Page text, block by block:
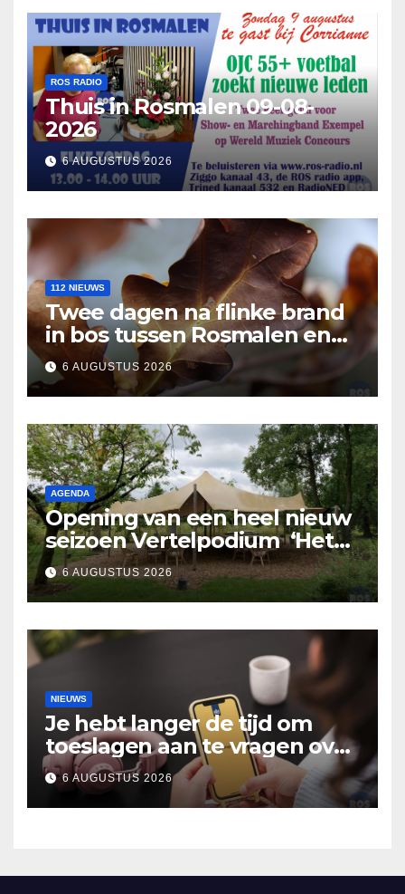
ROS RADIO
Thuis in Rosmalen 09-08-
2026
6 AUGUSTUS 2026
112 NIEUWS
Twee dagen na flinke brand
in bos tussen Rosmalen en
Nuland
6 AUGUSTUS 2026
AGENDA
Opening van een heel nieuw
seizoen Vertelpodium ‘Het
Lopende Vuur’. Landelijke
verhalen in Bomentuin D’n
Hooidonk
6 AUGUSTUS 2026
NIEUWS
Je hebt langer de tijd om
toeslagen aan te vragen over
2025
6 AUGUSTUS 2026